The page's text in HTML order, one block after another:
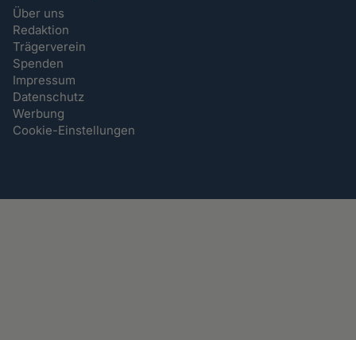
Über uns
Redaktion
Trägerverein
Spenden
Impressum
Datenschutz
Werbung
Cookie-Einstellungen